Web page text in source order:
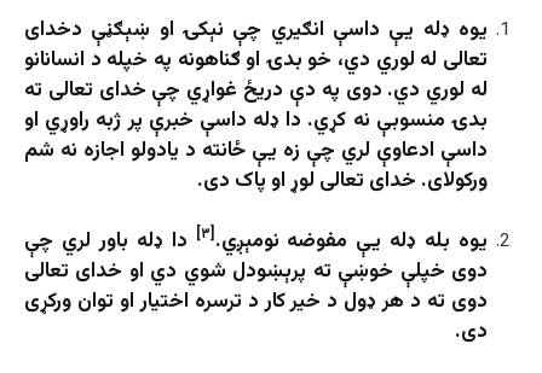
یوه ډله یې داسې انګیري چې نېکۍ او ښېګڼې دخدای
تعالی له لوري دي، خو بدۍ او ګناهونه په خپله د انسانانو
له لوري دي. دوی په دې دریځ غواړي چې خدای تعالی ته
بدۍ منسوبې نه کړي. دا ډله داسې خبرې پر ژبه راوړي او
داسې ادعاوې لري چې زه یې ځانته د یادولو اجازه نه شم
ورکولای. خدای تعالی لوړ او پاک دی.
یوه بله ډله یې مفوضه نومېږي. [۳]
دا ډله باور لري چې
دوی خپلې خوښې ته پرېښودل شوي دي او خدای تعالی
دوی ته د هر ډول د خیر کار د ترسره اختیار او توان ورکړی
دی.